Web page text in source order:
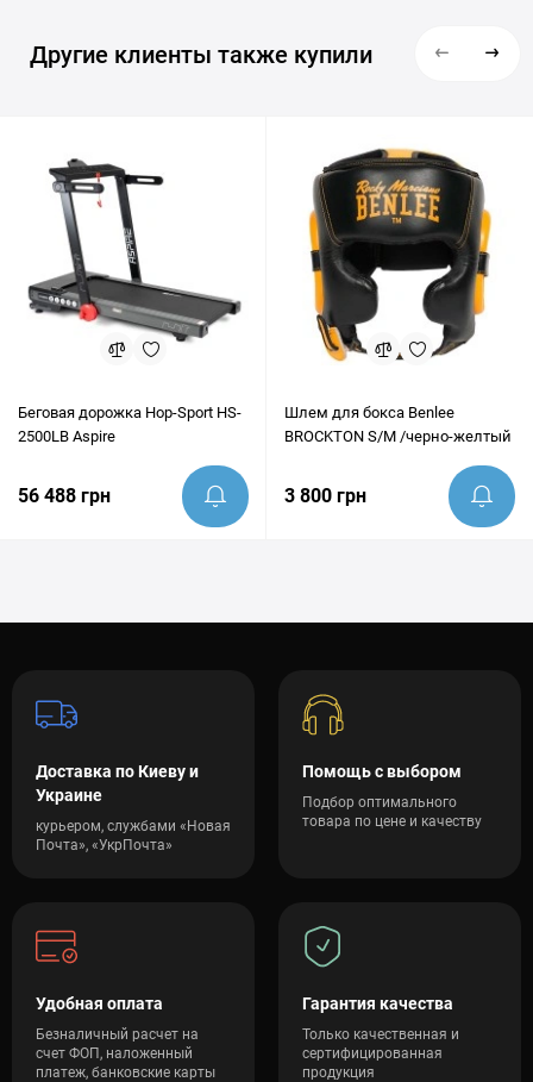
Другие клиенты также купили
Беговая дорожка Hop-Sport HS-
2500LB Aspire
56 488 грн
Шлем для бокса Benlee
BROCKTON S/M /черно-желтый
3 800 грн
Доставка по Киеву и
Украине
курьером, службами «Новая
Почта», «УкрПочта»
Помощь с выбором
Подбор оптимального
товара по цене и качеству
Удобная оплата
Безналичный расчет на
счет ФОП, наложенный
платеж, банковские карты
Гарантия качества
Только качественная и
сертифицированная
продукция